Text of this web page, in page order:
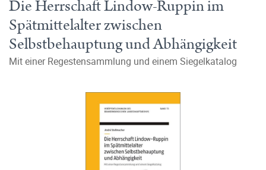
Die Herrschaft Lindow-Ruppin im
Spätmittelalter zwischen
Selbstbehauptung und Abhängigkeit
Mit einer Regestensammlung und einem Siegelkatalog